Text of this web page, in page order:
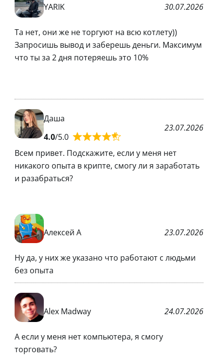
YARIK 30.07.2026
Та нет, они же не торгуют на всю котлету))
Запросишь вывод и заберешь деньги. Максимум
что ты за 2 дня потеряешь это 10%
Даша
4.0/5.0
23.07.2026
Всем привет. Подскажите, если у меня нет
никакого опыта в крипте, смогу ли я заработать
и разабраться?
Алексей А 23.07.2026
Ну да, у них же указано что работают с людьми
без опыта
Alex Madway 24.07.2026
А если у меня нет компьютера, я смогу
торговать?